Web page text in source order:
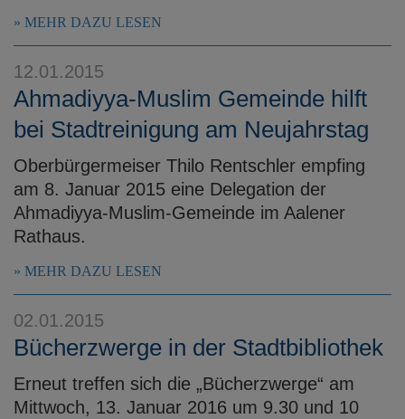
MEHR DAZU LESEN
12.01.2015
Ahmadiyya-Muslim Gemeinde hilft
bei Stadtreinigung am Neujahrstag
Oberbürgermeiser Thilo Rentschler empfing
am 8. Januar 2015 eine Delegation der
Ahmadiyya-Muslim-Gemeinde im Aalener
Rathaus.
MEHR DAZU LESEN
02.01.2015
Bücherzwerge in der Stadtbibliothek
Erneut treffen sich die „Bücherzwerge“ am
Mittwoch, 13. Januar 2016 um 9.30 und 10